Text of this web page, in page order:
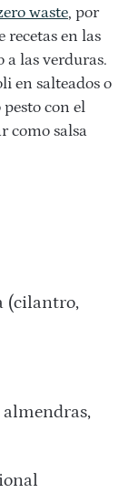
waste, por
recetas en las
a las verduras.
en salteados o
con el
como salsa
(cilantro,
almendras,